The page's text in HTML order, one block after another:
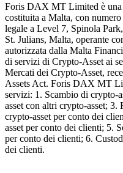
Foris DAX MT Limited è una
costituita a Malta, con
legale a Level 7, Spinola
St. Julians, Malta, operante
autorizzata dalla Malta
di servizi di Crypto-Asset ai
Mercati dei Crypto-Asset,
Assets Act. Foris DAX MT
servizi: 1. Scambio di crypto-
asset con altri crypto-asset;
crypto-asset per conto dei
asset per conto dei clienti; 5.
per conto dei clienti; 6.
dei clienti.